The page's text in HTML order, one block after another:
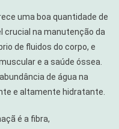
uma boa quantidade de
crucial na manutenção da
de fluidos do corpo, e
e a saúde óssea.
de água na
e altamente hidratante.
é a fibra,